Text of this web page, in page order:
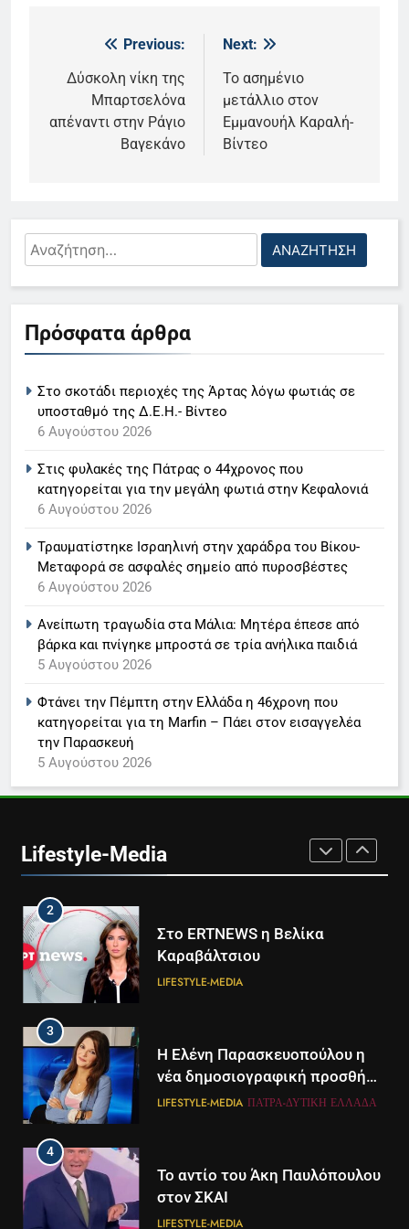
Πλοήγηση
άρθρων
Previous:
Δύσκολη νίκη της
Μπαρτσελόνα
απέναντι στην Ράγιο
Βαγεκάνο
Next:
Το ασημένιο
μετάλλιο στον
Εμμανουήλ Καραλή-
Βίντεο
Αναζήτηση
για:
Πρόσφατα άρθρα
Στο σκοτάδι περιοχές της Άρτας λόγω φωτιάς σε
υποσταθμό της Δ.Ε.Η.- Βίντεο
6 Αυγούστου 2026
Στις φυλακές της Πάτρας ο 44χρονος που
κατηγορείται για την μεγάλη φωτιά στην Κεφαλονιά
6 Αυγούστου 2026
Τραυματίστηκε Ισραηλινή στην χαράδρα του Βίκου-
Μεταφορά σε ασφαλές σημείο από πυροσβέστες
6 Αυγούστου 2026
Ανείπωτη τραγωδία στα Μάλια: Μητέρα έπεσε από
βάρκα και πνίγηκε μπροστά σε τρία ανήλικα παιδιά
5 Αυγούστου 2026
Φτάνει την Πέμπτη στην Ελλάδα η 46χρονη που
κατηγορείται για τη Marfin – Πάει στον εισαγγελέα
την Παρασκευή
5 Αυγούστου 2026
Lifestyle-Media
Ο Παναγιώτης Στάθης στο
«τιμόνι» του κεντρικού δελτίου
6
ανακοίνωση του σταθμού
LIFESTYLE-MEDIA
7
Τέλος από τον ΑΝΤ1 ο
LIFESTYLE-MEDIA
8
Καθημερινή και The New York
Times μαζί σε μια νέα
1
LIFESTYLE-MEDIA
2
Στο ERTNEWS η Βελίκα
Καραβάλτσιου
LIFESTYLE-MEDIA
3
Η Ελένη Παρασκευοπούλου η
νέα δημοσιογραφική προσθήκη
του ΣΚΑΪ στην Πάτρα
LIFESTYLE-MEDIA ΠΆΤΡΑ-ΔΥΤΙΚΉ ΕΛΛΆΔΑ
4
Το αντίο του Άκη Παυλόπουλου
στον ΣΚΑΙ
LIFESTYLE-MEDIA